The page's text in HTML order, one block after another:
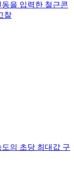
을 입력한 철근콘
찰
의 초당 최대값 구